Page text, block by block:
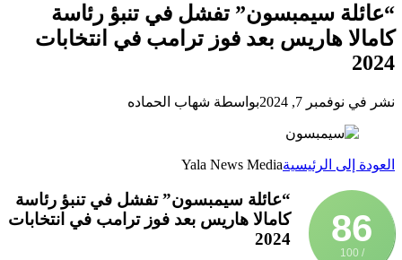
“عائلة سيمبسون” تفشل في تنبؤ رئاسة
كامالا هاريس بعد فوز ترامب في انتخابات
2024
نشر في نوفمبر 7, 2024 بواسطة شهاب الحماده
العودة إلى الرئيسيةYala News Media
86
/ 100
“عائلة سيمبسون” تفشل في تنبؤ رئاسة
كامالا هاريس بعد فوز ترامب في انتخابات
2024